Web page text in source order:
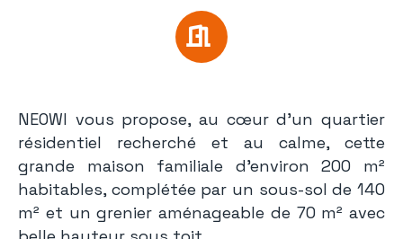
NEOWI vous propose, au cœur d’un quartier
résidentiel recherché et au calme, cette
grande maison familiale d’environ 200 m²
habitables, complétée par un sous-sol de 140
m² et un grenier aménageable de 70 m² avec